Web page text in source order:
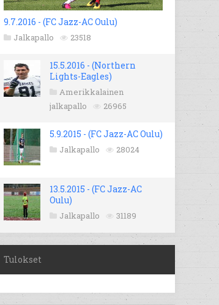
9.7.2016 - (FC Jazz-AC Oulu)
Jalkapallo 23518
15.5.2016 - (Northern
Lights-Eagles)
Amerikkalainen
jalkapallo
26965
5.9.2015 - (FC Jazz-AC Oulu)
Jalkapallo 28024
13.5.2015 - (FC Jazz-AC
Oulu)
Jalkapallo 31189
Tulokset